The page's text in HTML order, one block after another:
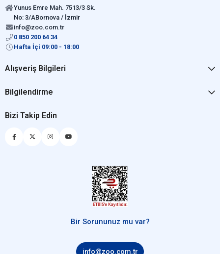
Yunus Emre Mah. 7513/3 Sk.
No: 3/ABornova / İzmir
info@zoo.com.tr
0 850 200 64 34
Hafta İçi 09:00 - 18:00
Alışveriş Bilgileri
Bilgilendirme
Bizi Takip Edin
Bir Sorununuz mu var?
info@zoo.com.tr